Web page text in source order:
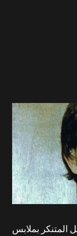
المتنكر بملابس